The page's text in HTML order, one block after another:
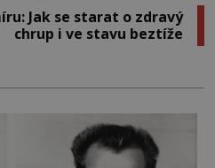
Jak se starat o zdravý
chrup i ve stavu beztíže